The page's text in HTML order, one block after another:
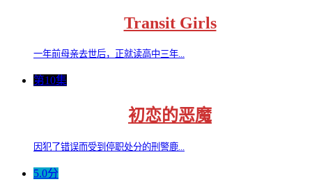
Transit Girls
一年前母亲去世后，正就读高中三年...
第10集
初恋的恶魔
因犯了错误而受到停职处分的刑警鹿...
5.0分